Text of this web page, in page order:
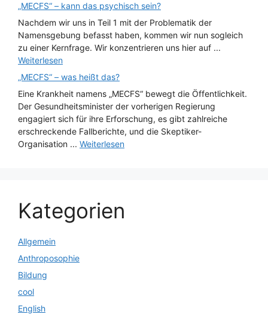
„MECFS“ – kann das psychisch sein?
Nachdem wir uns in Teil 1 mit der Problematik der
Namensgebung befasst haben, kommen wir nun sogleich
zu einer Kernfrage. Wir konzentrieren uns hier auf ...
Weiterlesen
„MECFS“ – was heißt das?
Eine Krankheit namens „MECFS“ bewegt die Öffentlichkeit.
Der Gesundheitsminister der vorherigen Regierung
engagiert sich für ihre Erforschung, es gibt zahlreiche
erschreckende Fallberichte, und die Skeptiker-
Organisation ... Weiterlesen
Kategorien
Allgemein
Anthroposophie
Bildung
cool
English